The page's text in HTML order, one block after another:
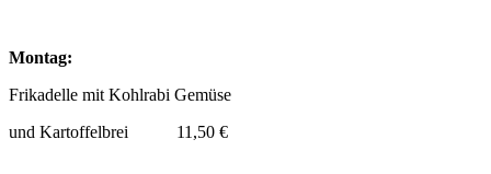
Montag:
Frikadelle mit Kohlrabi Gemüse
und Kartoffelbrei 11,50 €